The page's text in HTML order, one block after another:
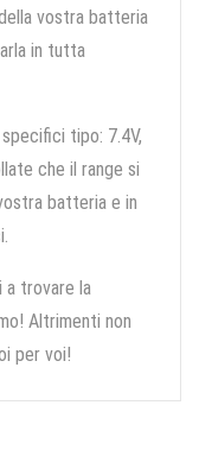
vostra batteria
in tutta
tipo: 7.4V,
che il range si
batteria e in
a trovare la
Altrimenti non
per voi!